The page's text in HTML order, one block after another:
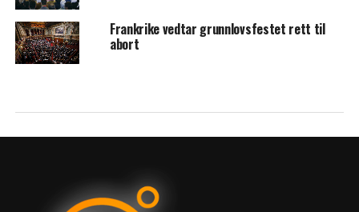
Frankrike vedtar grunnlovsfestet rett til
abort